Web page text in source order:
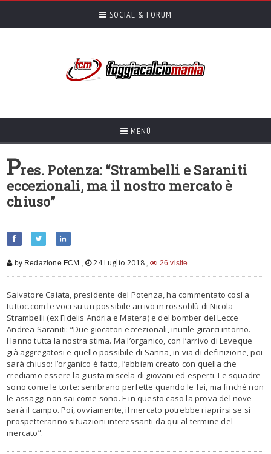
SOCIAL & FORUM
MENÙ
Pres. Potenza: “Strambelli e Saraniti
eccezionali, ma il nostro mercato è
chiuso”
by Redazione FCM , 24 Luglio 2018 , 26 visite
Salvatore Caiata, presidente del Potenza, ha commentato così a
tuttoc.com le voci su un possibile arrivo in rossoblù di Nicola
Strambelli (ex Fidelis Andria e Matera) e del bomber del Lecce
Andrea Saraniti: “Due giocatori eccezionali, inutile girarci intorno.
Hanno tutta la nostra stima. Ma l’organico, con l’arrivo di Leveque
già aggregatosi e quello possibile di Sanna, in via di definizione, poi
sarà chiuso: l’organico è fatto, l’abbiam creato con quella che
crediamo essere la giusta miscela di giovani ed esperti. Le squadre
sono come le torte: sembrano perfette quando le fai, ma finché non
le assaggi non sai come sono. E in questo caso la prova del nove
sarà il campo. Poi, ovviamente, il mercato potrebbe riaprirsi se si
prospetteranno situazioni interessanti da qui al termine del
mercato”.